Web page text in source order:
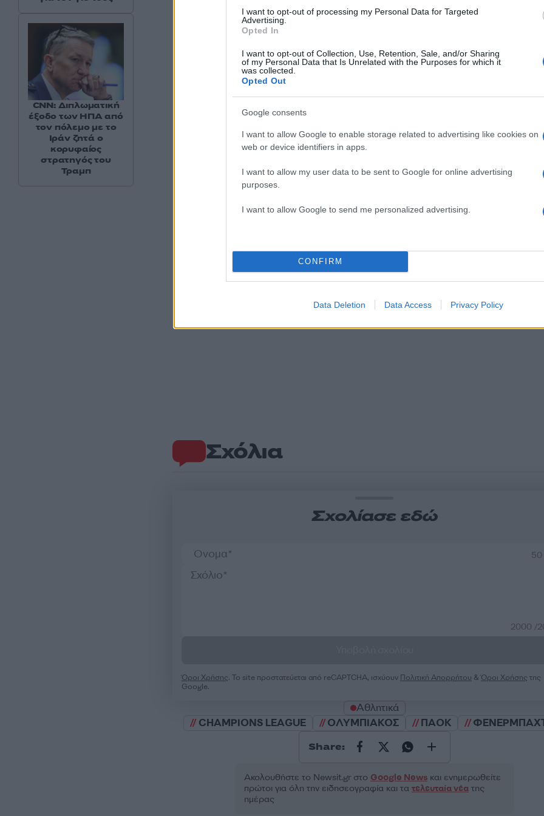
I want to opt-out of processing my Personal Data for Targeted
Advertising.
Opted In
I want to opt-out of Collection, Use, Retention, Sale, and/or Sharing
of my Personal Data that Is Unrelated with the Purposes for which it
was collected.
Opted Out
Google consents
I want to allow Google to enable storage related to advertising like cookies on
web or device identifiers in apps.
I want to allow my user data to be sent to Google for online advertising
purposes.
I want to allow Google to send me personalized advertising.
CONFIRM
Data Deletion Data Access Privacy Policy
έχασαν οι Σάλτσμπουργκ και Σέλτικ.
Σχόλια
Σχολίασε εδώ
2000 /
Όροι Χρήσης. Το site προστατεύεται από reCAPTCHA, ισχύουν Πολιτική Απορρήτου &Όροι Χρήσης της
Google.
Αθλητικά
CHAMPIONS LEAGUE
ΟΛΥΜΠΙΑΚΟΣ ΠΑΟΚ
Share:
Ακολουθήστε το Νewsit.gr στο Google Newsκαι ενημερωθείτε
πρώτοι για όλη την ειδησεογραφία και τα τελευταία νέατης
ημέρας
CNN: Διπλωματική
έξοδο των ΗΠΑ από
τον πόλεμο με το
Ιράν ζητά ο
κορυφαίος
στρατηγός του
Τραμπ